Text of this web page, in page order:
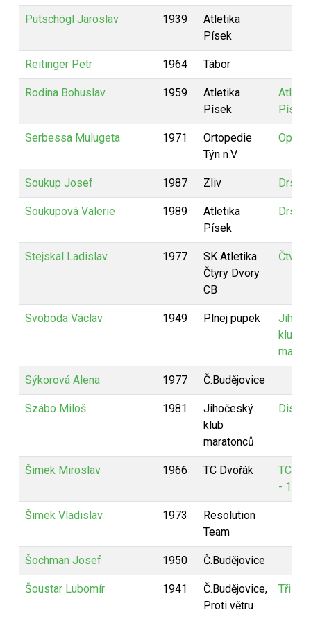
Putschögl Jaroslav 1939
Atletika
Písek
Reitinger Petr 1964 Tábor
Rodina Bohuslav 1959
Atletika
Písek
Písek
Serbessa Mulugeta 1971
Ortopedie
Týn n.V.
Soukup Josef 1987 Zliv
Soukupová Valerie 1989
Atletika
Písek
Stejskal Ladislav 1977
SK Atletika
Čtyry Dvory
CB
Svoboda Václav 1949 Plnej pupek
klub
Sýkorová Alena 1977 Č.Budějovice
Szábo Miloš 1981
Jihočeský
klub
maratonců
Šimek Miroslav 1966 TC Dvořák
TC
- 1
Šimek Vladislav 1973
Resolution
Team
Šochman Josef 1950 Č.Budějovice
Šoustar Lubomír 1941
Č.Budějovice,
Proti větru
Tři